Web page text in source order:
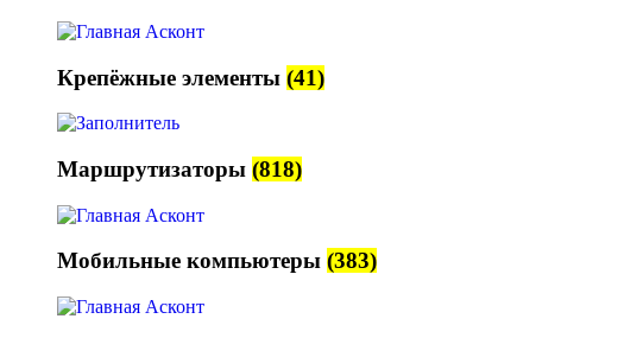
Крепёжные элементы (41)
Маршрутизаторы (818)
Мобильные компьютеры (383)